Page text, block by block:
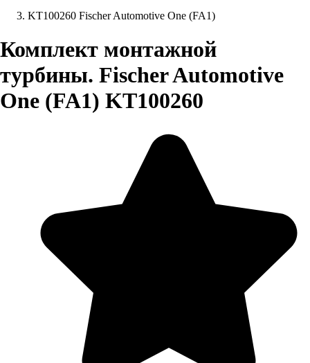
KT100260 Fischer Automotive One (FA1)
Комплект монтажной
турбины. Fischer Automotive
One (FA1) KT100260